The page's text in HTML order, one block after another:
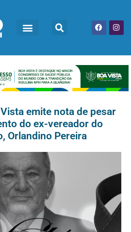
emite nota de pesar
do ex-vereador do
Orlandino Pereira